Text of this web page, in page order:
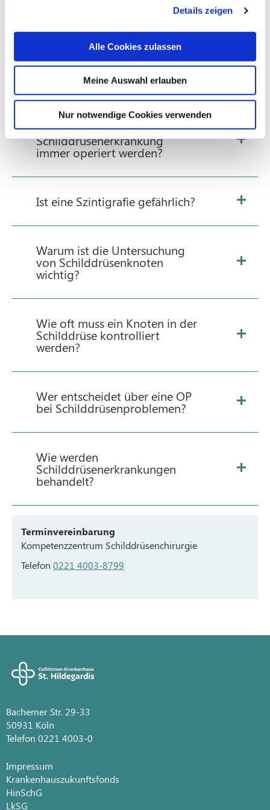
Details zeigen
Alle Cookies zulassen
Meine Auswahl erlauben
Nur notwendige Cookies verwenden
Welche Untersuchungen bei
Verdacht auf
Schilddrüsenerkrankung?
Muss bei einer
Schilddrüsenerkrankung
immer operiert werden?
Ist eine Szintigrafie gefährlich?
Warum ist die Untersuchung
von Schilddrüsenknoten
wichtig?
Wie oft muss ein Knoten in der
Schilddrüse kontrolliert
werden?
Wer entscheidet über eine OP
bei Schilddrüsenproblemen?
Wie werden
Schilddrüsenerkrankungen
behandelt?
Terminvereinbarung
Kompetenzzentrum Schilddrüsenchirurgie
Telefon 0221 4003-8799
Bachemer Str. 29-33
50931 Köln
Telefon 0221 4003-0
Impressum
Krankenhauszukunftsfonds
HinSchG
LkSG